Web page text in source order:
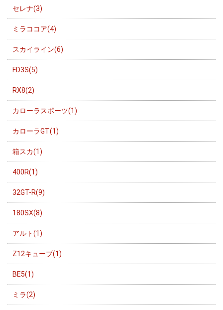
セレナ(3)
ミラココア(4)
スカイライン(6)
FD3S(5)
RX8(2)
カローラスポーツ(1)
カローラGT(1)
箱スカ(1)
400R(1)
32GT-R(9)
180SX(8)
アルト(1)
Z12キューブ(1)
BE5(1)
ミラ(2)